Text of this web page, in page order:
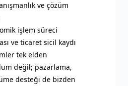
ve çözüm
işlem süreci
ve ticaret sicil kaydı
tek elden
değil; pazarlama,
desteği de bizden